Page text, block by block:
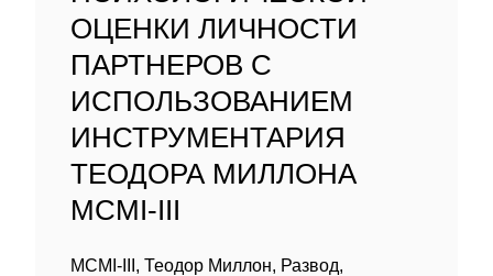
ОЦЕНКИ ЛИЧНОСТИ
ПАРТНЕРОВ С
ИСПОЛЬЗОВАНИЕМ
ИНСТРУМЕНТАРИЯ
ТЕОДОРА МИЛЛОНА
MCMI-III
MCMI-III, Теодор Миллон, Развод,